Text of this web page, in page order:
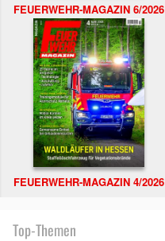
FEUERWEHR-MAGAZIN 6/2026
FEUERWEHR-MAGAZIN 4/2026
Top-Themen